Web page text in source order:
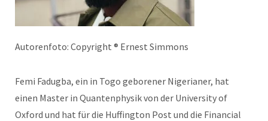
Autorenfoto: Copyright ® Ernest Simmons
Femi Fadugba, ein in Togo geborener Nigerianer, hat
einen Master in Quantenphysik von der University of
Oxford und hat für die Huffington Post und die Financial